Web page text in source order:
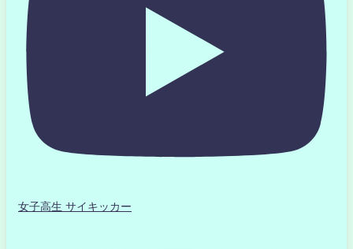
女子高生 サイキッカー